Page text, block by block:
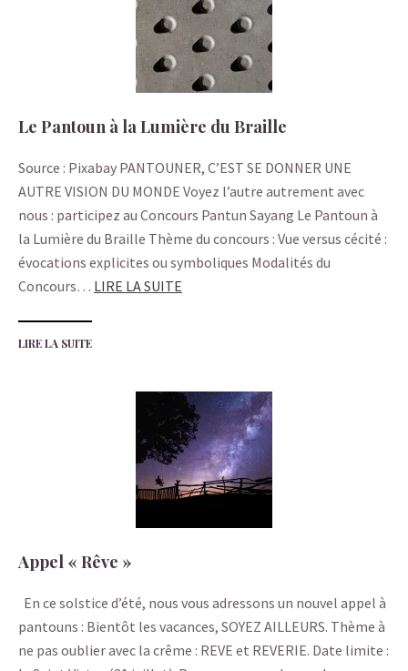
Le Pantoun à la Lumière du Braille
Source : Pixabay PANTOUNER, C’EST SE DONNER UNE
AUTRE VISION DU MONDE Voyez l’autre autrement avec
nous : participez au Concours Pantun Sayang Le Pantoun à
la Lumière du Braille Thème du concours : Vue versus cécité :
évocations explicites ou symboliques Modalités du
Concours… LIRE LA SUITE
LIRE LA SUITE
Appel « Rêve »
En ce solstice d’été, nous vous adressons un nouvel appel à
pantouns : Bientôt les vacances, SOYEZ AILLEURS. Thème à
ne pas oublier avec la crême : REVE et REVERIE. Date limite :